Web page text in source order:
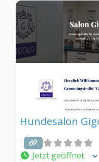
Hundesalon
Jetzt geöffnet: